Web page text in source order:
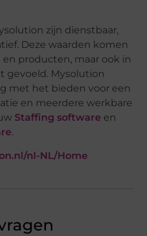
zijn dienstbaar,
Deze waarden komen
producten, maar ook in
gevoeld. Mysolution
met het bieden voor een
en meerdere werkbare
Staffing software en
.
nl-NL/Home